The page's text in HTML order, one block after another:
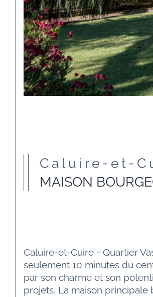
Caluire-et-
MAISON
Caluire-et-Cuire - Quartier
seulement 10 minutes du
par son charme et son
projets. La maison principale